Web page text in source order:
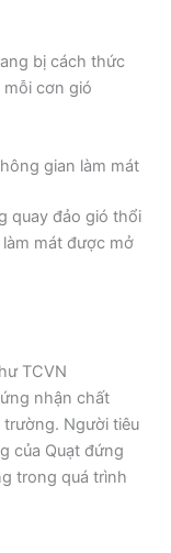
bị cách thức
cơn gió
gian làm mát
quay đảo gió thổi
mát được mở
TCVN
nhận chất
trường. Người tiêu
của Quạt đứng
trong quá trình